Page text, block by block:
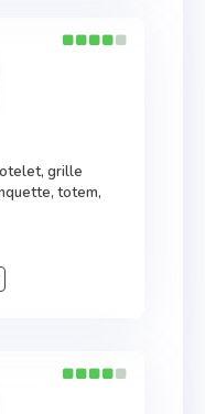
grille
totem,